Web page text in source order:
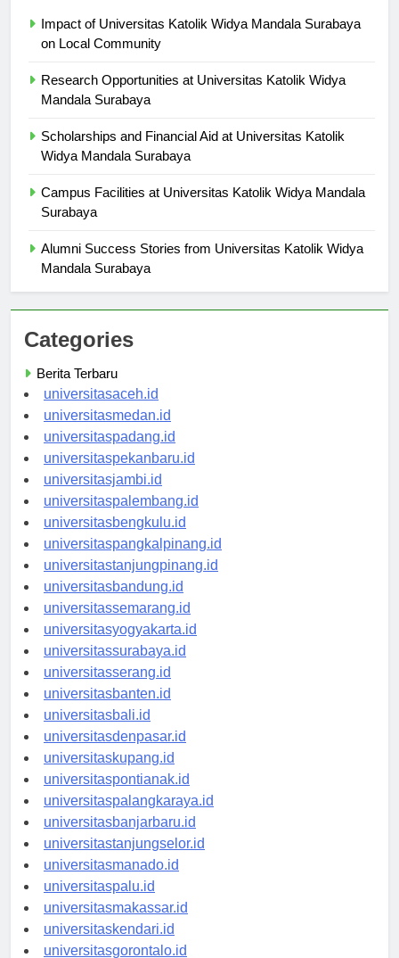
Impact of Universitas Katolik Widya Mandala Surabaya
Research Opportunities at Universitas Katolik Widya
Scholarships and Financial Aid at Universitas Katolik
Campus Facilities at Universitas Katolik Widya Mandala
Alumni Success Stories from Universitas Katolik Widya
Categories
Berita Terbaru
universitasaceh.id
universitasmedan.id
universitaspadang.id
universitaspekanbaru.id
universitasjambi.id
universitaspalembang.id
universitasbengkulu.id
universitaspangkalpinang.id
universitastanjungpinang.id
universitasbandung.id
universitassemarang.id
universitasyogyakarta.id
universitassurabaya.id
universitasserang.id
universitasbanten.id
universitasbali.id
universitasdenpasar.id
universitaskupang.id
universitaspontianak.id
universitaspalangkaraya.id
universitasbanjarbaru.id
universitastanjungselor.id
universitasmanado.id
universitaspalu.id
universitasmakassar.id
universitaskendari.id